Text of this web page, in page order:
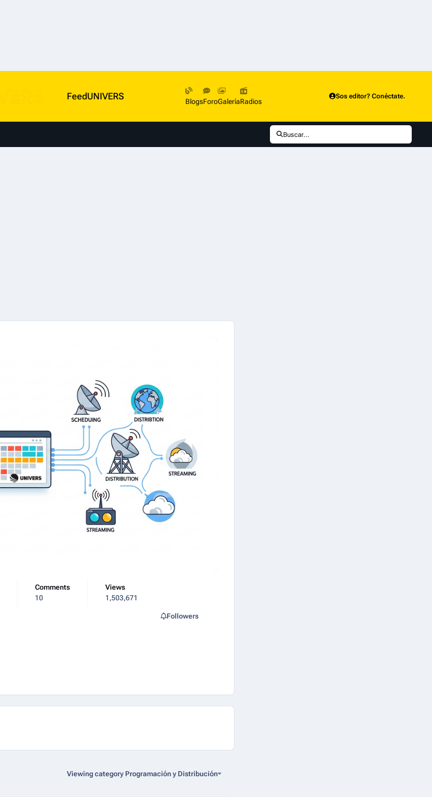
FeedUNIVERS BlogsForoGaleríaRadios
Sos editor? Conéctate.
Buscar...
Comments
10
Views
1,503,671
Followers
Viewing category Programación y Distribución